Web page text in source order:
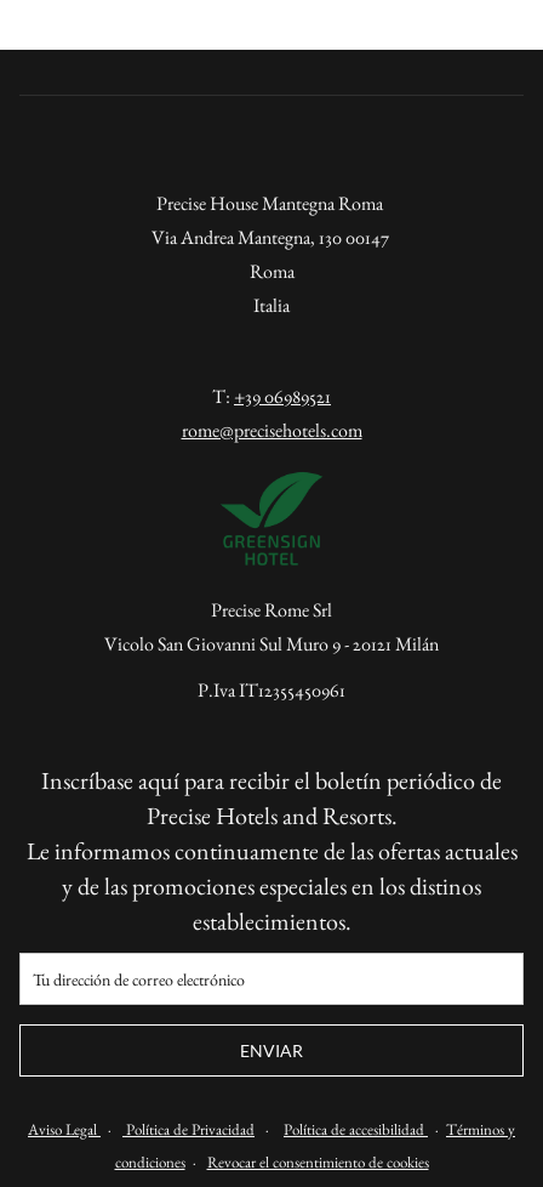
Precise House Mantegna Roma
Via Andrea Mantegna, 130 00147
Roma
Italia
T: +39 06989521
rome@precisehotels.com
Precise Rome Srl
Vicolo San Giovanni Sul Muro 9 - 20121 Milán
P.Iva IT12355450961
Inscríbase aquí para recibir el boletín periódico de
Precise Hotels and Resorts.
Le informamos continuamente de las ofertas actuales
y de las promociones especiales en los distinos
establecimientos.
ENVIAR
Aviso Legal · Política de Privacidad · Política de accesibilidad · Términos y
condiciones· Revocar el consentimiento de cookies